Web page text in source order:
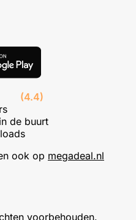
(4.4)
de buurt
ook op megadeal.nl
voorbehouden.